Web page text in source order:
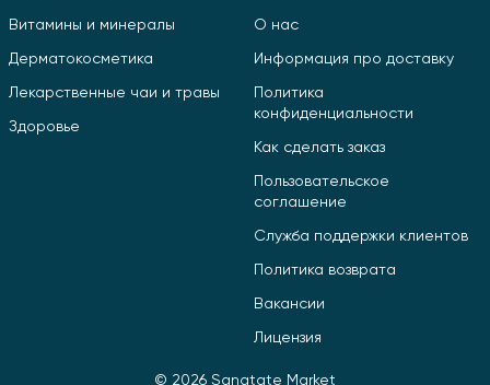
Витамины и минералы
Дерматокосметика
Лекарственные чаи и травы
Здоровье
О нас
Информация про доставку
Политика
конфиденциальности
Как сделать заказ
Пользовательское
соглашение
Служба поддержки клиентов
Политика возврата
Вакансии
Лицензия
© 2026 Sanatate Market